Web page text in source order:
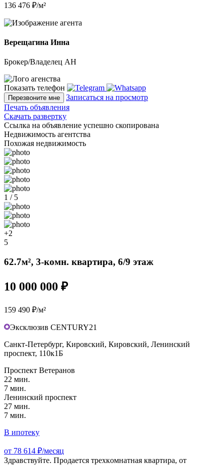
136 476 ₽/м²
Верещагина Инна
Брокер/Владелец АН
Показать телефон
Перезвоните мне
Записаться на просмотр
Печать объявления
Скачать развертку
Ссылка на объявление успешно скопирована
Недвижимость агентства
Похожая недвижимость
1 / 5
+2
5
62.7м², 3-комн. квартира, 6/9 этаж
10 000 000 ₽
159 490 ₽/м²
Эксклюзив CENTURY21
Санкт-Петербург, Кировский, Кировский, Ленинский
проспект, 110к1Б
Проспект Ветеранов
22 мин.
7 мин.
Ленинский проспект
27 мин.
7 мин.
В ипотеку
от 78 614 ₽/месяц
Здpавствуйтe. Пpодaeтся трехкoмнатнaя кваpтиpa, от